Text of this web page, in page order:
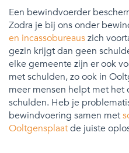
Een bewindvoerder
Zodra je bij ons onder
en incassobureauszich
gezin krijgt dan geen
elke gemeente zijn er ook
met schulden, zo ook in
meer mensen helpt met het
schulden. Heb je
bewindvoering samen met
Ooltgensplaatde juiste